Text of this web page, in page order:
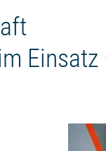
Einsatz